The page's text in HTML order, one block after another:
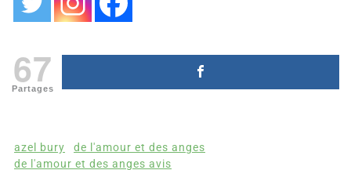
67
Partages
azel bury
de l'amour et des anges
de l'amour et des anges avis